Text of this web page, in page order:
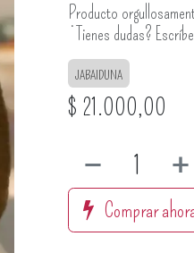
Producto
¿Tienes dudas?
JABAIDUNA
$ 21.000,00
Comprar